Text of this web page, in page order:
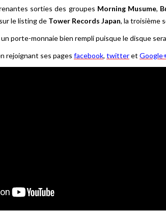
sorties des groupes Morning Musume,
le listing de Tower Records Japan, la troisième
porte-monnaie bien rempli puisque le disque
rejoignant ses pages facebook, twitteret